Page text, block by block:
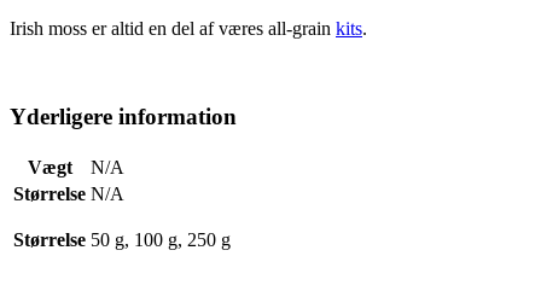
Irish moss er altid en del af væres all-grain kits.
Yderligere information
Vægt
N/A
Størrelse N/A
Størrelse 50 g, 100 g, 250 g